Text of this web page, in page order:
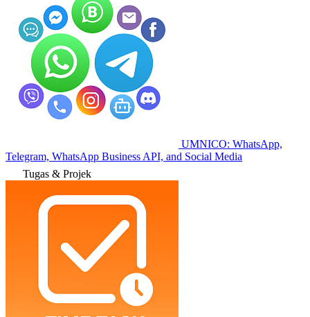
UMNICO: WhatsApp,
Telegram, WhatsApp Business API, and Social Media
Tugas & Projek